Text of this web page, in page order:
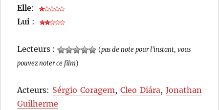
Elle:
Lui :
Lecteurs : (pas de note pour l'instant, vous
pouvez noter ce film)
Acteurs: Sérgio Coragem, Cleo Diára, Jonathan
Guilherme